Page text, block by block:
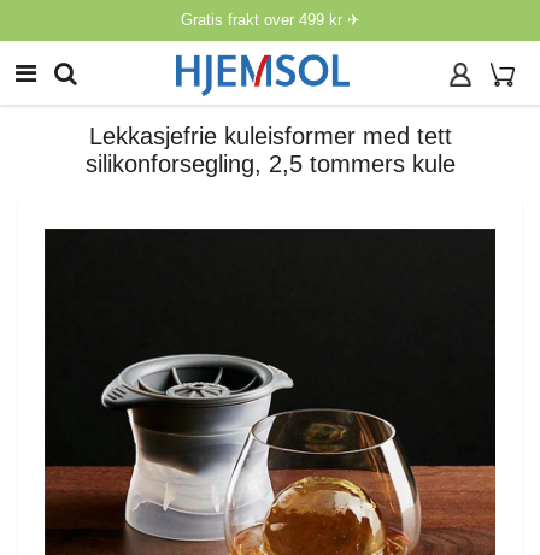
Gratis frakt over 499 kr ✈
Lekkasjefrie kuleisformer med tett
silikonforsegling, 2,5 tommers kule